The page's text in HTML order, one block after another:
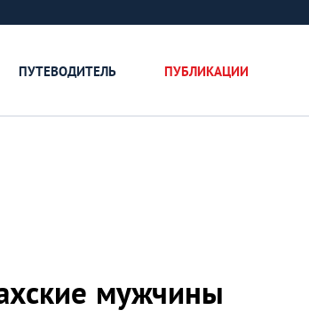
ПУТЕВОДИТЕЛЬ ПУБЛИКАЦИИ
мужчины